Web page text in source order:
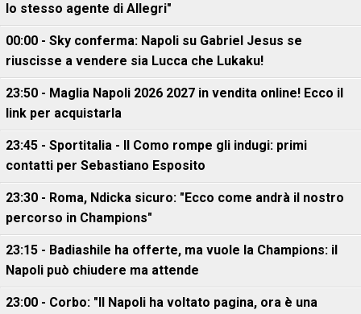
lo stesso agente di Allegri"
00:00 - Sky conferma: Napoli su Gabriel Jesus se
riuscisse a vendere sia Lucca che Lukaku!
23:50 - Maglia Napoli 2026 2027 in vendita online! Ecco il
link per acquistarla
23:45 - Sportitalia - Il Como rompe gli indugi: primi
contatti per Sebastiano Esposito
23:30 - Roma, Ndicka sicuro: "Ecco come andrà il nostro
percorso in Champions"
23:15 - Badiashile ha offerte, ma vuole la Champions: il
Napoli può chiudere ma attende
23:00 - Corbo: "Il Napoli ha voltato pagina, ora è una